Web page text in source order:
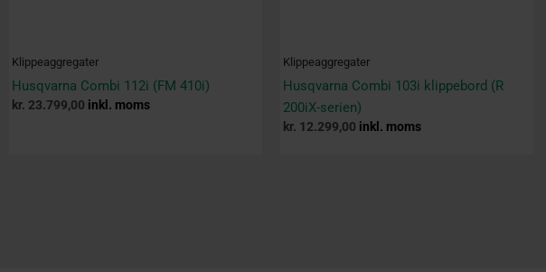
Klippeaggregater
Husqvarna Combi 112i (FM 410i)
kr. 23.799,00 inkl. moms
Klippeaggregater
Husqvarna Combi 103i klippebord (R
200iX-serien)
kr. 12.299,00 inkl. moms